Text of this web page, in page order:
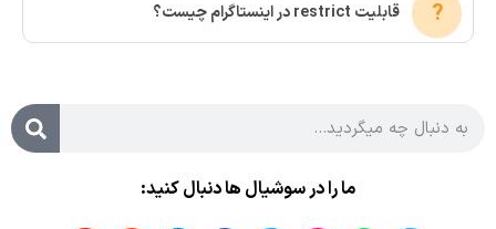
قابلیت restrict در اینستاگرام چیست؟
ما را در سوشیال ها دنبال کنید: